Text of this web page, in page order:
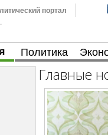
портал
Политика
Главные